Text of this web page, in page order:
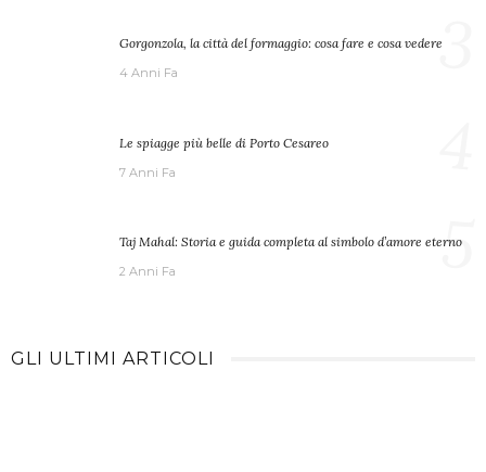
Gorgonzola, la città del formaggio: cosa fare e cosa vedere
4 Anni Fa 3
Le spiagge più belle di Porto Cesareo
7 Anni Fa
Taj Mahal: Storia e guida completa al simbolo d’amore eterno
2 Anni Fa 5
GLI ULTIMI ARTICOLI